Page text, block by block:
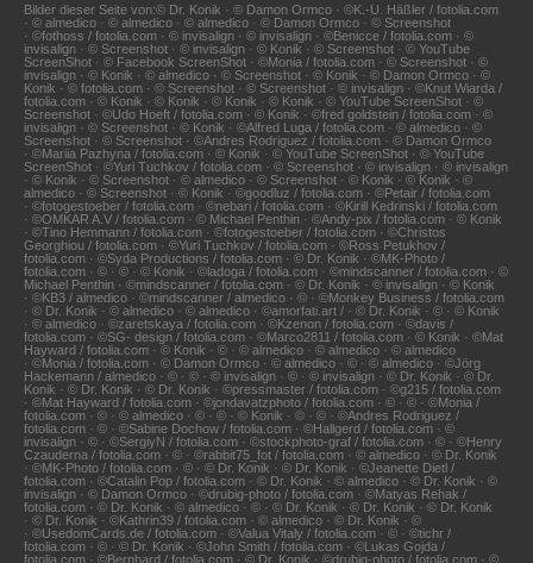
Bilder dieser Seite von:© Dr. Konik · © Damon Ormco · ©K.-U. Häßler / fotolia.com
· © almedico · © almedico · © almedico · © Damon Ormco · © Screenshot
· ©fothoss / fotolia.com · © invisalign · © invisalign · ©Benicce / fotolia.com · ©
invisalign · © Screenshot · © invisalign · © Konik · © Screenshot · © YouTube
ScreenShot · © Facebook ScreenShot · ©Monia / fotolia.com · © Screenshot · ©
invisalign · © Konik · © almedico · © Screenshot · © Konik · © Damon Ormco · ©
Konik · © fotolia.com · © Screenshot · © Screenshot · © invisalign · ©Knut Wiarda /
fotolia.com · © Konik · © Konik · © Konik · © Konik · © YouTube ScreenShot · ©
Screenshot · ©Udo Hoeft / fotolia.com · © Konik · ©fred goldstein / fotolia.com · ©
invisalign · © Screenshot · © Konik · ©Alfred Luga / fotolia.com · © almedico · ©
Screenshot · © Screenshot · ©Andres Rodriguez / fotolia.com · © Damon Ormco
· ©Mariia Pazhyna / fotolia.com · © Konik · © YouTube ScreenShot · © YouTube
ScreenShot · ©Yuri Tuchkov / fotolia.com · © Screenshot · © invisalign · © invisalign
· © Konik · © Screenshot · © almedico · © Screenshot · © Konik · © Konik · ©
almedico · © Screenshot · © Konik · ©goodluz / fotolia.com · ©Petair / fotolia.com
· ©fotogestoeber / fotolia.com · ©nebari / fotolia.com · ©Kirill Kedrinski / fotolia.com
· ©OMKAR A.V / fotolia.com · © Michael Penthin · ©Andy-pix / fotolia.com · © Konik
· ©Tino Hemmann / fotolia.com · ©fotogestoeber / fotolia.com · ©Christos
Georghiou / fotolia.com · ©Yuri Tuchkov / fotolia.com · ©Ross Petukhov /
fotolia.com · ©Syda Productions / fotolia.com · © Dr. Konik · ©MK-Photo /
fotolia.com · © · © · © Konik · ©ladoga / fotolia.com · ©mindscanner / fotolia.com · ©
Michael Penthin · ©mindscanner / fotolia.com · © Dr. Konik · © invisalign · © Konik
· ©KB3 / almedico · ©mindscanner / almedico · © · ©Monkey Business / fotolia.com
· © Dr. Konik · © almedico · © almedico · ©amorfati.art / · © Dr. Konik · © · © Konik
· © almedico · ©zaretskaya / fotolia.com · ©Kzenon / fotolia.com · ©davis /
fotolia.com · ©SG- design / fotolia.com · ©Marco2811 / fotolia.com · © Konik · ©Mat
Hayward / fotolia.com · © Konik · © · © almedico · © almedico · © almedico
· ©Monia / fotolia.com · © Damon Ormco · © almedico · © · © almedico · ©Jörg
Hackemann / almedico · © · © · © invisalign · © · © invisalign · © Dr. Konik · © Dr.
Konik · © Dr. Konik · © Dr. Konik · ©pressmaster / fotolia.com · ©g215 / fotolia.com
· ©Mat Hayward / fotolia.com · ©jondavatzphoto / fotolia.com · © · © · ©Monia /
fotolia.com · © · © almedico · © · © · © Konik · © · © · ©Andres Rodriguez /
fotolia.com · © · ©Sabine Dochow / fotolia.com · ©Hallgerd / fotolia.com · ©
invisalign · © · ©SergiyN / fotolia.com · ©stockphoto-graf / fotolia.com · © · ©Henry
Czauderna / fotolia.com · © · ©rabbit75_fot / fotolia.com · © almedico · © Dr. Konik
· ©MK-Photo / fotolia.com · © · © Dr. Konik · © Dr. Konik · ©Jeanette Dietl /
fotolia.com · ©Catalin Pop / fotolia.com · © Dr. Konik · © almedico · © Dr. Konik · ©
invisalign · © Damon Ormco · ©drubig-photo / fotolia.com · ©Matyas Rehak /
fotolia.com · © Dr. Konik · © almedico · © · © Dr. Konik · © Dr. Konik · © Dr. Konik
· © Dr. Konik · ©Kathrin39 / fotolia.com · © almedico · © Dr. Konik · ©
· ©UsedomCards.de / fotolia.com · ©Valua Vitaly / fotolia.com · © · ©tichr /
fotolia.com · © · © Dr. Konik · ©John Smith / fotolia.com · ©Lukas Gojda /
fotolia.com · ©Bernhard / fotolia.com · © Dr. Konik · ©drubig-photo / fotolia.com · ©